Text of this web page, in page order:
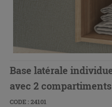
Base latérale
avec 2
CODE : 24101